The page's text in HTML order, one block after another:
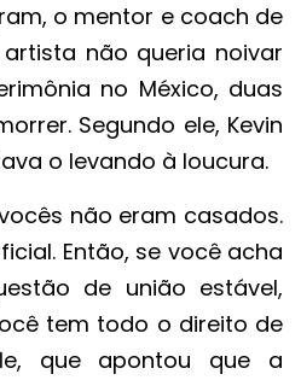
o mentor e coach de
não queria noivar
no México, duas
Segundo ele, Kevin
o levando à loucura.
não eram casados.
Então, se você acha
de união estável,
tem todo o direito de
que apontou que a